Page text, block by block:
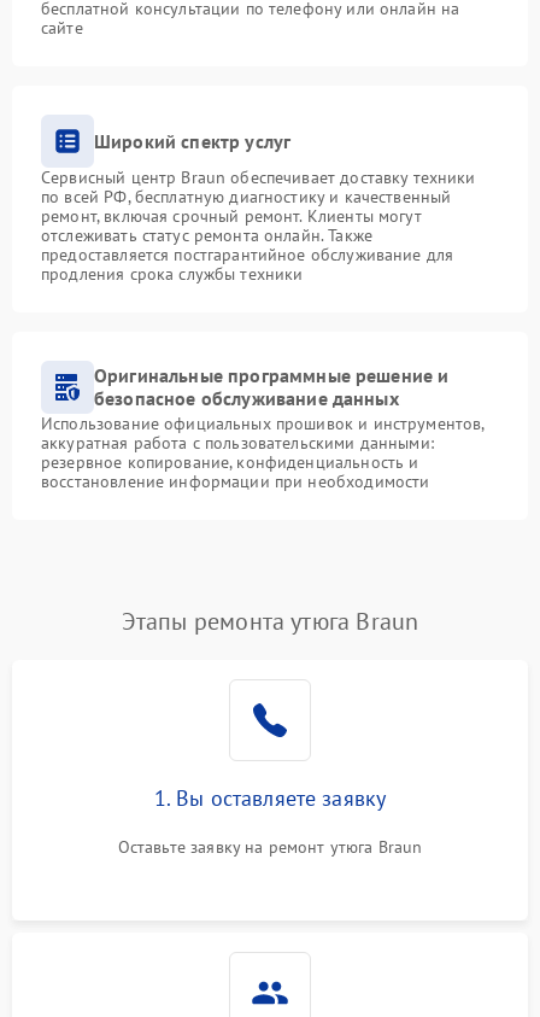
бесплатной консультации по телефону или онлайн на
сайте
Широкий спектр услуг
Сервисный центр Braun обеспечивает доставку техники
по всей РФ, бесплатную диагностику и качественный
ремонт, включая срочный ремонт. Клиенты могут
отслеживать статус ремонта онлайн. Также
предоставляется постгарантийное обслуживание для
продления срока службы техники
Оригинальные программные решение и
безопасное обслуживание данных
Использование официальных прошивок и инструментов,
аккуратная работа с пользовательскими данными:
резервное копирование, конфиденциальность и
восстановление информации при необходимости
Этапы ремонта утюга Braun
1. Вы оставляете заявку
Оставьте заявку на ремонт утюга Braun